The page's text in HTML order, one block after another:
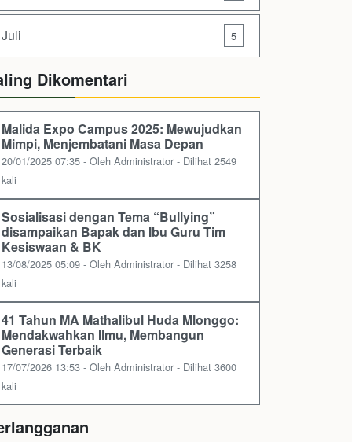
Juli 5
Dikomentari
Malida Expo Campus 2025: Mewujudkan
Mimpi, Menjembatani Masa Depan
20/01/2025 07:35 - Oleh Administrator - Dilihat 2549
kali
Sosialisasi dengan Tema “Bullying”
disampaikan Bapak dan Ibu Guru Tim
Kesiswaan & BK
13/08/2025 05:09 - Oleh Administrator - Dilihat 3258
kali
41 Tahun MA Mathalibul Huda Mlonggo:
Mendakwahkan Ilmu, Membangun
Generasi Terbaik
17/07/2026 13:53 - Oleh Administrator - Dilihat 3600
kali